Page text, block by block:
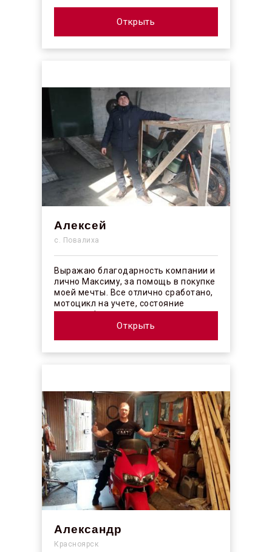
Открыть
Алексей
с. Повалиха
Выражаю благодарность компании и
лично Максиму, за помощь в покупке
моей мечты. Все отлично сработано,
мотоцикл на учете, состояние
отличное! ...
Открыть
Александр
Красноярск